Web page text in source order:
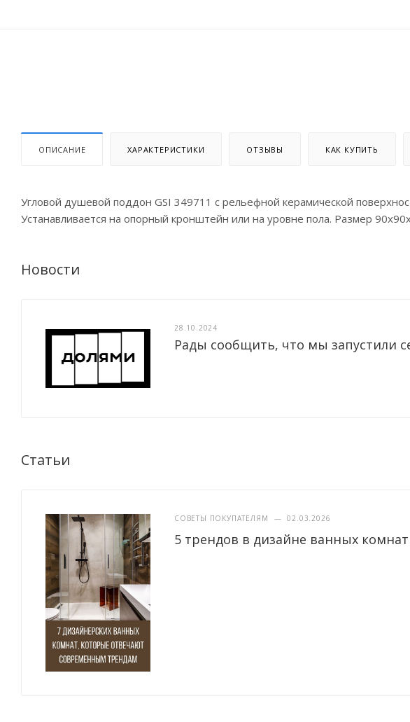
ОПИСАНИЕ ХАРАКТЕРИСТИКИ ОТЗЫВЫ КАК КУПИТЬ
Угловой душевой поддон GSI 349711 с рельефной керамической
Устанавливается на опорный кронштейн или на уровне пола. Размер
Новости
28.10.2024
Рады сообщить, что мы запустили
Статьи
СОВЕТЫ ПОКУПАТЕЛЯМ — 02.03.2026
5 трендов в дизайне ванных комнат